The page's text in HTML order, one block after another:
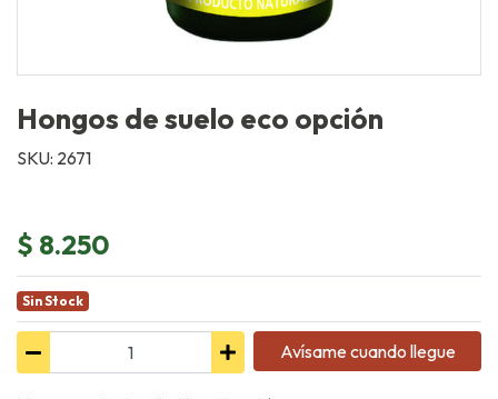
Hongos de suelo eco opción
SKU: 2671
$ 8.250
Sin Stock
Avísame cuando llegue